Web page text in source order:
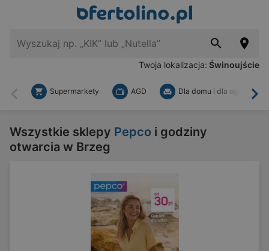
Twoja lokalizacja: Świnoujście
Wstecz
Supermarkety AGD Dla domu i dla ogrodu
Wszystkie sklepy Pepco i godziny
otwarcia w Brzeg